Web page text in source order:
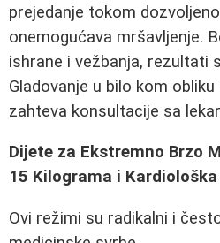
prejedanje tokom
onemogućava mršavljenje.
ishrane i vežbanja, rezultati
Gladovanje u bilo kom
zahteva konsultacije sa
Dijete za Ekstremno Brzo
15 Kilograma i
Ovi režimi su radikalni i